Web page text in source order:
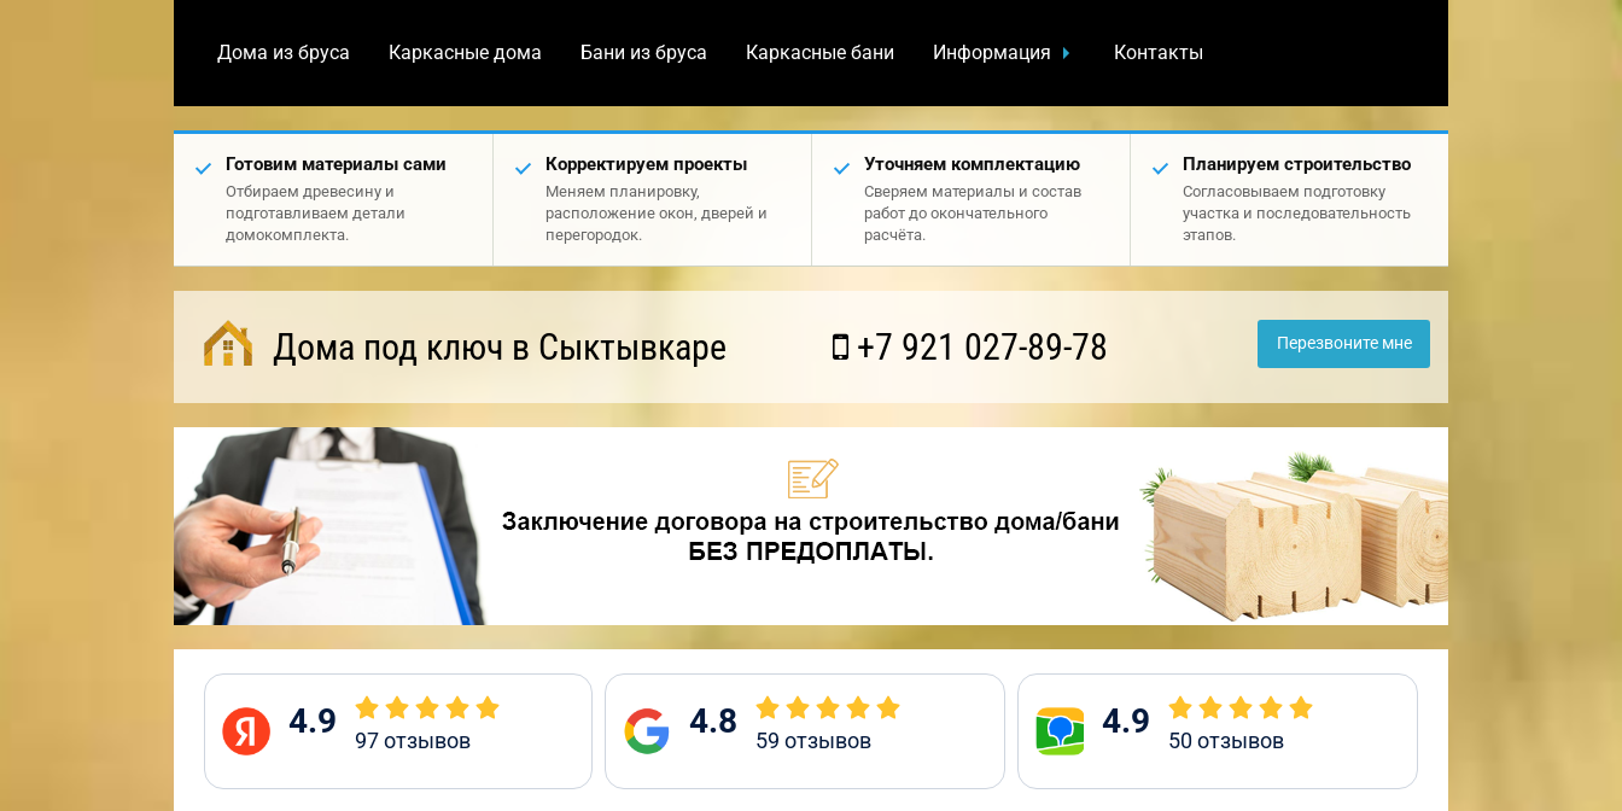
Дома из бруса Каркасные дома Бани из бруса Каркасные бани Информация Контакты
Готовим материалы сами
Отбираем древесину и
подготавливаем детали
домокомплекта.
Корректируем проекты
Меняем планировку,
расположение окон, дверей и
перегородок.
Уточняем комплектацию
Сверяем материалы и состав
работ до окончательного
расчёта.
Планируем строительство
Согласовываем подготовку
участка и последовательность
этапов.
Дома под ключ в Сыктывкаре +7 921 027-89-78 Перезвоните мне
4.9 97отзывов 4.8 59 отзывов 4.9 50отзывов